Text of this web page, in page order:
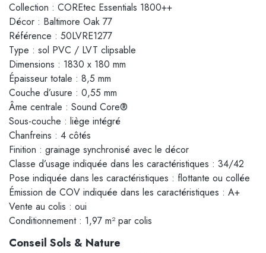
Collection : COREtec Essentials 1800++
Décor : Baltimore Oak 77
Référence : 50LVRE1277
Type : sol PVC / LVT clipsable
Dimensions : 1830 x 180 mm
Épaisseur totale : 8,5 mm
Couche d’usure : 0,55 mm
Âme centrale : Sound Core®
Sous-couche : liège intégré
Chanfreins : 4 côtés
Finition : grainage synchronisé avec le décor
Classe d’usage indiquée dans les caractéristiques : 34/42
Pose indiquée dans les caractéristiques : flottante ou collée
Émission de COV indiquée dans les caractéristiques : A+
Vente au colis : oui
Conditionnement : 1,97 m² par colis
Conseil Sols & Nature